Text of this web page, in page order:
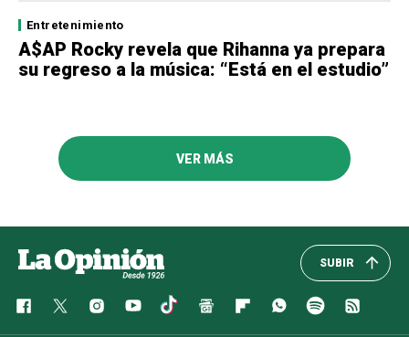
Entretenimiento
A$AP Rocky revela que Rihanna ya prepara
su regreso a la música: “Está en el estudio”
VER MÁS
SUBIR